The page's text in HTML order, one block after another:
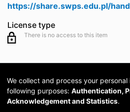
https://share.swps.edu.pl/
License type
There is no access to this item
We collect and process your
following purposes: Authentication,
Acknowledgement and Statistics.